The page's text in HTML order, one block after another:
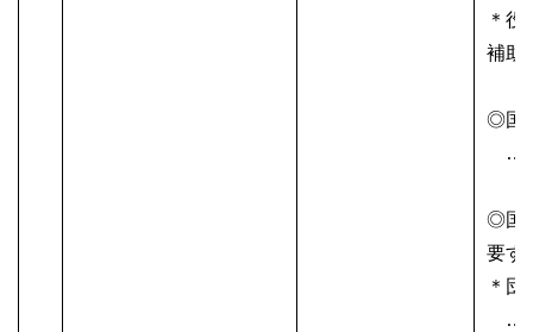
＊
補助
◎国
◎国
要す
＊